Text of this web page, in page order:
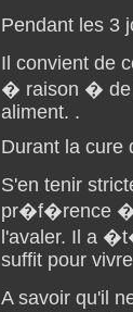
Pendant les 3
Il convient de
� raison � de
aliment. .
Durant la cure
S'en tenir
pr�f�rence �
l'avaler. Il a
suffit pour
A savoir qu'il